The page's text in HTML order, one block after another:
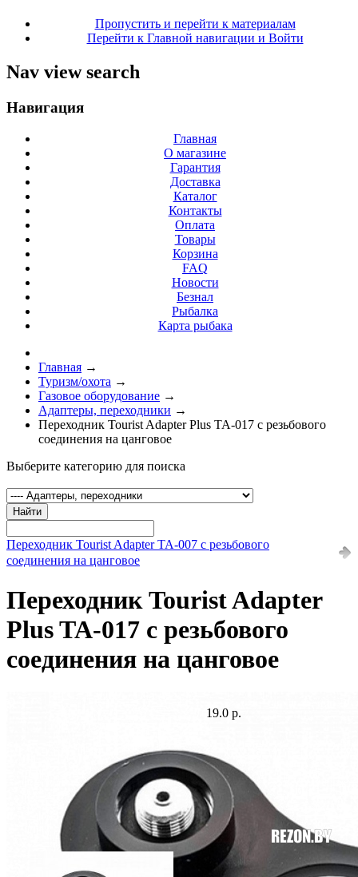
Пропустить и перейти к материалам
Перейти к Главной навигации и Войти
Nav view search
Навигация
Главная
О магазине
Гарантия
Доставка
Каталог
Контакты
Оплата
Товары
Корзина
FAQ
Новости
Безнал
Рыбалка
Карта рыбака
Главная →
Туризм/охота →
Газовое оборудование →
Адаптеры, переходники →
Переходник Tourist Adapter Plus TA-017 с резьбового
соединения на цанговое
Выберите категорию для поиска
Найти
Переходник Tourist Adapter TA-007 с резьбового
соединения на цанговое
Переходник Tourist Adapter
Plus TA-017 с резьбового
соединения на цанговое
19.0 р.